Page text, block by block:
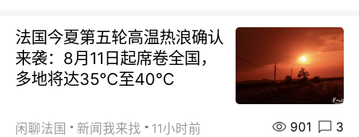
法国今夏第五轮高温热浪确认
来袭：8月11日起席卷全国，
多地将达35℃至40℃
闲聊法国 新闻我来找 11小时前 901 3